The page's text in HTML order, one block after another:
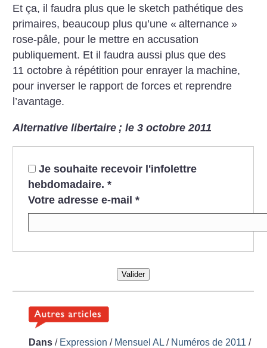
Et ça, il faudra plus que le sketch pathétique des
primaires, beaucoup plus qu’une « alternance »
rose-pâle, pour le mettre en accusation
publiquement. Et il faudra aussi plus que des
11 octobre à répétition pour enrayer la machine,
pour inverser le rapport de forces et reprendre
l’avantage.
Alternative libertaire ; le 3 octobre 2011
Je souhaite recevoir l'infolettre
hebdomadaire. *
Votre adresse e-mail *
Valider
Dans / Expression / Mensuel AL / Numéros de 2011 /